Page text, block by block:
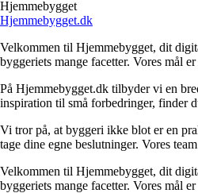
Hjemmebygget
Hjemmebygget.dk
Velkommen til Hjemmebygget, dit
byggeriets mange facetter. Vores mål
På Hjemmebygget.dk tilbyder vi en
inspiration til små forbedringer, finder
Vi tror på, at byggeri ikke blot er en
tage dine egne beslutninger. Vores
Velkommen til Hjemmebygget, dit
byggeriets mange facetter. Vores mål